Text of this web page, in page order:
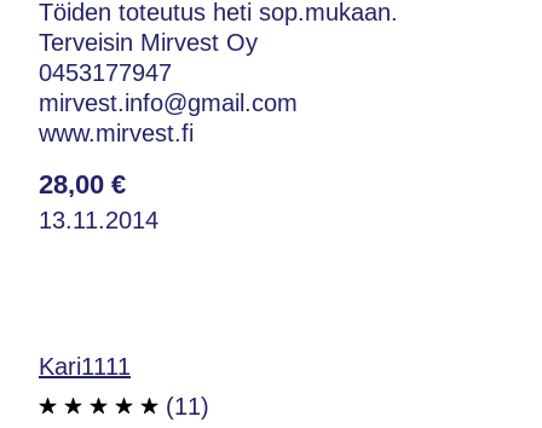
Töiden toteutus heti sop.mukaan.
Terveisin Mirvest Oy
0453177947
mirvest.info@gmail.com
www.mirvest.fi
28,00 €
13.11.2014
Kari1111
(11)